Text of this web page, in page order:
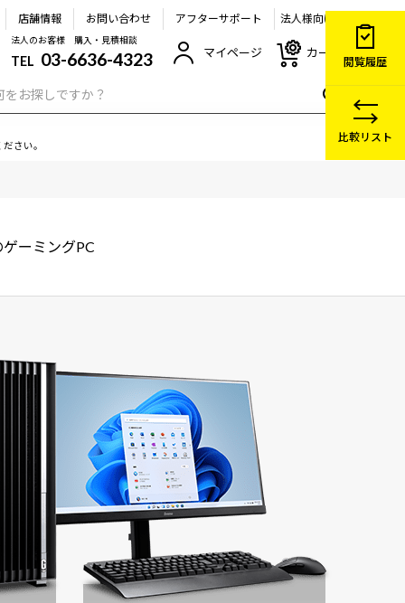
店舗情報 お問い合わせ アフターサポート 法人様向け
法人のお客様 購入・見積相談
TEL 03-6636-4323 マイページ カート
さい。
ーミングPC
閲覧履歴
比較リスト